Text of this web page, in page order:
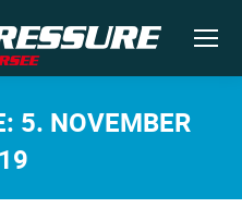
5. NOVEMBER